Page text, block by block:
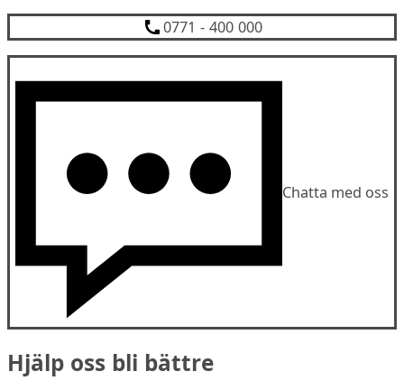
0771 - 400 000
Chatta med oss
Hjälp oss bli bättre